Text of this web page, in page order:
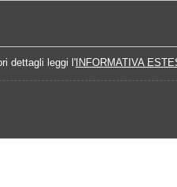
dettagli leggi l' INFORMATIVA
2016 Calendario